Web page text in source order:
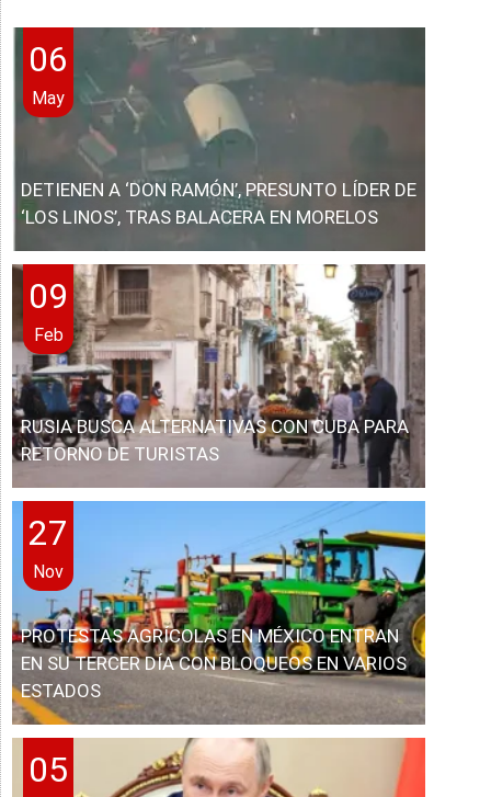
06
May
DETIENEN A ‘DON RAMÓN’, PRESUNTO LÍDER DE
‘LOS LINOS’, TRAS BALACERA EN MORELOS
09
Feb
RUSIA BUSCA ALTERNATIVAS CON CUBA PARA
RETORNO DE TURISTAS
27
Nov
PROTESTAS AGRÍCOLAS EN MÉXICO ENTRAN
EN SU TERCER DÍA CON BLOQUEOS EN VARIOS
ESTADOS
05